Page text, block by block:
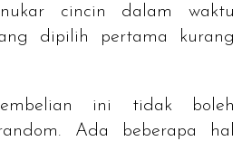
cincin dalam waktu
dipilih pertama kurang
ini tidak boleh
Ada beberapa hal